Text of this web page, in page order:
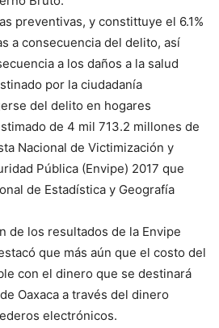
preventivas, y constittuye el 6.1%
a consecuencia del delito, así
a los daños a la salud
por la ciudadanía
del delito en hogares
de 4 mil 713.2 millones de
Nacional de Victimización y
Pública (Envipe) 2017 que
de Estadística y Geografía
de los resultados de la Envipe
que más aún que el costo del
con el dinero que se destinará
Oaxaca a través del dinero
electrónicos.